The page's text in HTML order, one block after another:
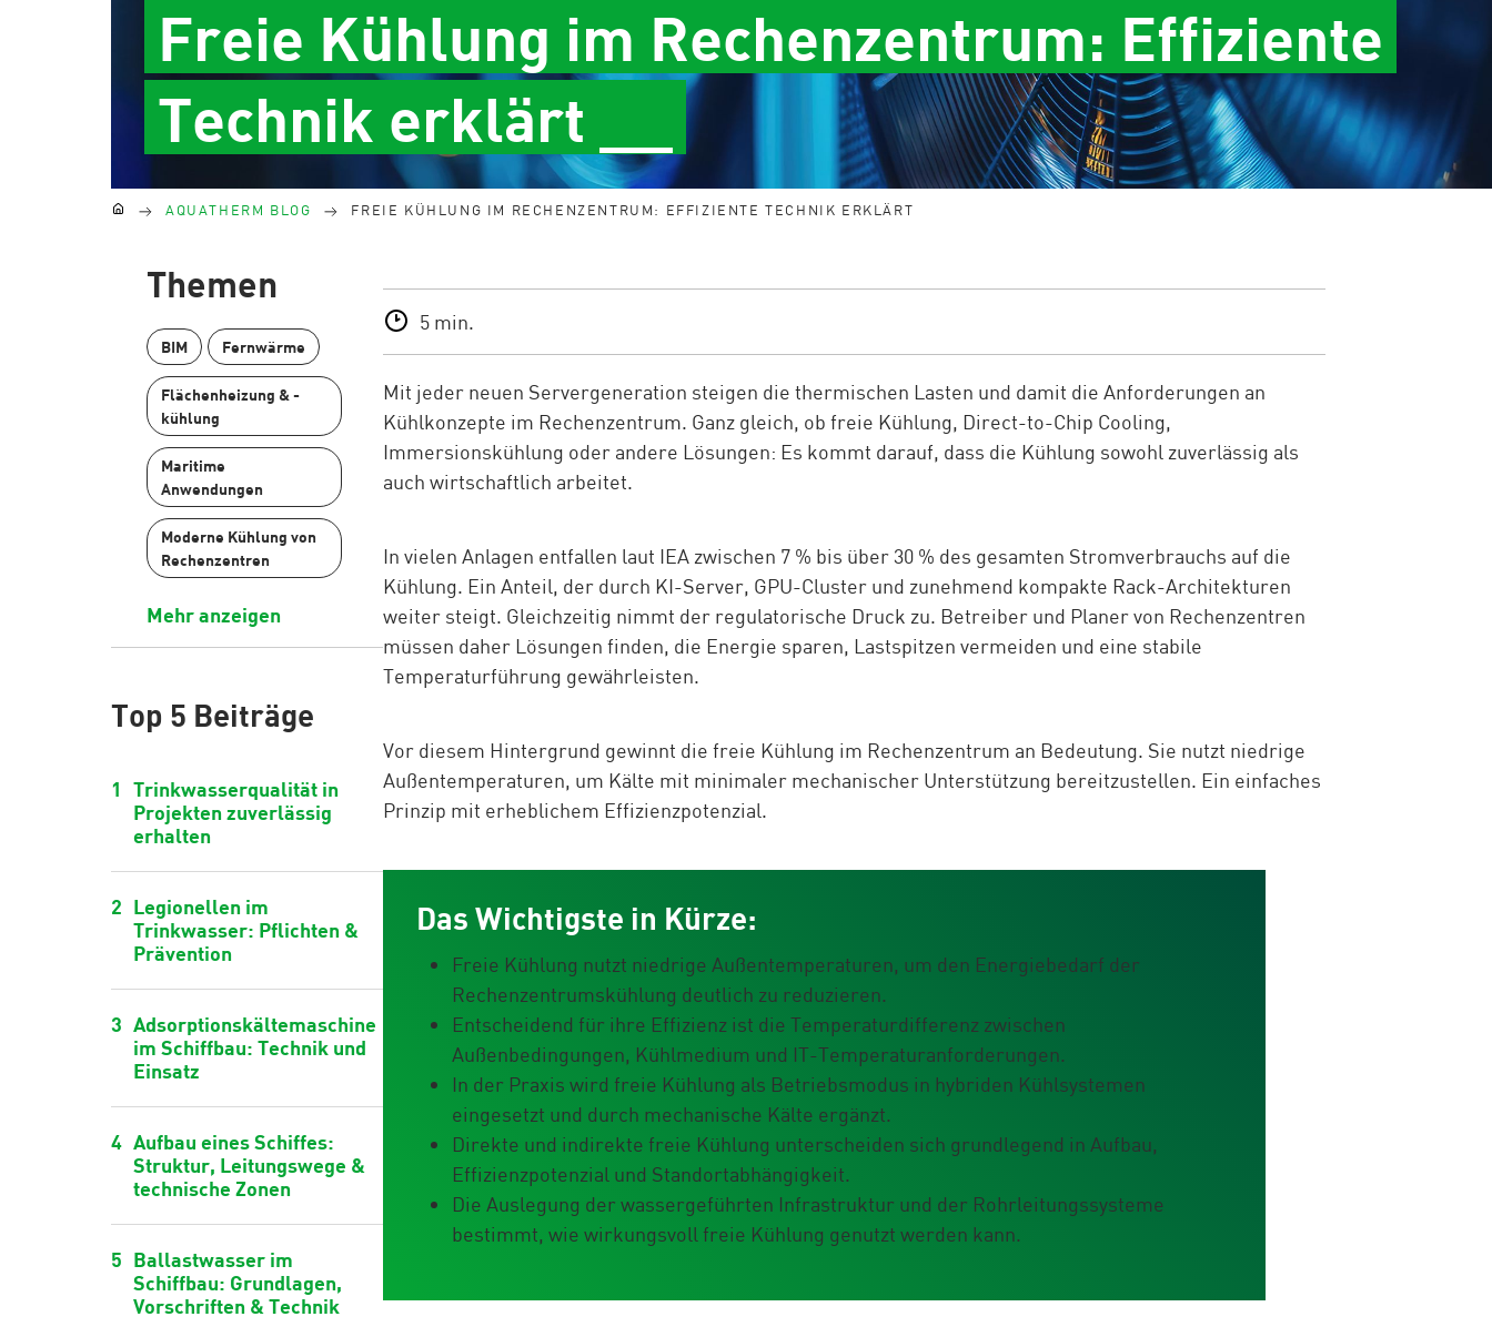
Kontakt
Content Hub
Karriere
Downloads
News
Freie Kühlung im Rechenzentrum: Effiziente
Technik erklärt __
AQUATHERM BLOG FREIE KÜHLUNG IM RECHENZENTRUM: EFFIZIENTE TECHNIK ERKLÄRT
5 min.
Mit jeder neuen Servergeneration steigen die thermischen Lasten und damit die Anforderungen an
Kühlkonzepte im Rechenzentrum. Ganz gleich, ob freie Kühlung, Direct-to-Chip Cooling,
Immersionskühlung oder andere Lösungen: Es kommt darauf, dass die Kühlung sowohl zuverlässig als
auch wirtschaftlich arbeitet.
In vielen Anlagen entfallen laut IEA zwischen 7 % bis über 30 % des gesamten Stromverbrauchs auf die
Kühlung. Ein Anteil, der durch KI-Server, GPU-Cluster und zunehmend kompakte Rack-Architekturen
weiter steigt. Gleichzeitig nimmt der regulatorische Druck zu. Betreiber und Planer von Rechenzentren
müssen daher Lösungen finden, die Energie sparen, Lastspitzen vermeiden und eine stabile
Temperaturführung gewährleisten.
Vor diesem Hintergrund gewinnt die freie Kühlung im Rechenzentrum an Bedeutung. Sie nutzt niedrige
Außentemperaturen, um Kälte mit minimaler mechanischer Unterstützung bereitzustellen. Ein einfaches
Prinzip mit erheblichem Effizienzpotenzial.
Das Wichtigste in Kürze:
Freie Kühlung nutzt niedrige Außentemperaturen, um den Energiebedarf der
Rechenzentrumskühlung deutlich zu reduzieren.
Entscheidend für ihre Effizienz ist die Temperaturdifferenz zwischen
Außenbedingungen, Kühlmedium und IT-Temperaturanforderungen.
In der Praxis wird freie Kühlung als Betriebsmodus in hybriden Kühlsystemen
eingesetzt und durch mechanische Kälte ergänzt.
Direkte und indirekte freie Kühlung unterscheiden sich grundlegend in Aufbau,
Effizienzpotenzial und Standortabhängigkeit.
Die Auslegung der wassergeführten Infrastruktur und der Rohrleitungssysteme
bestimmt, wie wirkungsvoll freie Kühlung genutzt werden kann.
Themen
BIM Fernwärme
Flächenheizung & -
kühlung
Maritime
Anwendungen
Moderne Kühlung von
Rechenzentren
Mehr anzeigen
Top 5 Beiträge
1 Trinkwasserqualität in
Projekten zuverlässig
erhalten
2 Legionellen im
Trinkwasser: Pflichten &
Prävention
3 Adsorptionskältemaschine
im Schiffbau: Technik und
Einsatz
4 Aufbau eines Schiffes:
Struktur, Leitungswege &
technische Zonen
5 Ballastwasser im
Schiffbau: Grundlagen,
Vorschriften & Technik